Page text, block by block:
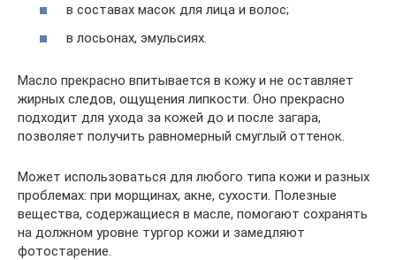
в составах масок для лица и волос;
в лосьонах, эмульсиях.
Масло прекрасно впитывается в кожу и не оставляет
жирных следов, ощущения липкости. Оно прекрасно
подходит для ухода за кожей до и после загара,
позволяет получить равномерный смуглый оттенок.
Может использоваться для любого типа кожи и разных
проблемах: при морщинах, акне, сухости. Полезные
вещества, содержащиеся в масле, помогают сохранять
на должном уровне тургор кожи и замедляют
фотостарение.